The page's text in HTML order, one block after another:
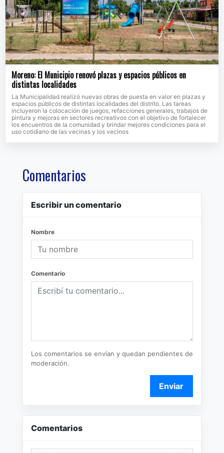
Moreno: El Municipio renovó plazas y espacios públicos en
distintas localidades
La Municipalidad realizó nuevas obras de puesta en valor en plazas y
espacios públicos de distintas localidades del distrito. Las tareas
incluyeron la colocación de juegos, refacciones generales, trabajos de
pintura y mejoras en sectores recreativos con el objetivo de fortalecer
los encuentros de la comunidad y brindar mejores condiciones para el
uso cotidiano de las vecinas y los vecinos
Comentarios
Escribir un comentario
Nombre
Comentario
Los comentarios se envían y quedan pendientes de
moderación.
Enviar
Comentarios